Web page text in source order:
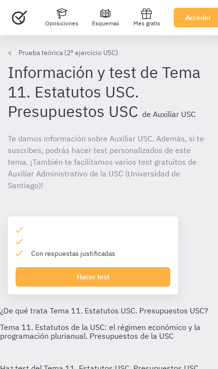
Oposiciones Esquemas Mes gratis
Acceder
Prueba teórica (2º ejercicio USC)
Información y test de Tema
11. Estatutos USC.
Presupuestos USC de Auxiliar USC
Te damos información sobre Auxiliar USC. Además, si te
suscribes, podrás hacer test personalizados de este
tema. ¡También te facilitamos varios test gratuitos de
Auxiliar Administrativo de la USC (Universidad de
Santiago)!
Con respuestas justificadas
Hacer test